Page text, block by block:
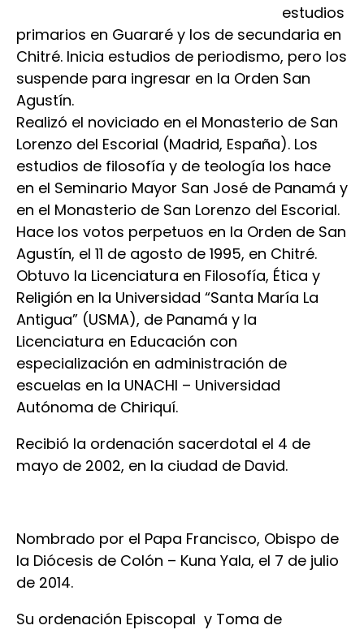
estudios
primarios en Guararé y los de secundaria en
Chitré. Inicia estudios de periodismo, pero los
suspende para ingresar en la Orden San
Agustín.
Realizó el noviciado en el Monasterio de San
Lorenzo del Escorial (Madrid, España). Los
estudios de filosofía y de teología los hace
en el Seminario Mayor San José de Panamá y
en el Monasterio de San Lorenzo del Escorial.
Hace los votos perpetuos en la Orden de San
Agustín, el 11 de agosto de 1995, en Chitré.
Obtuvo la Licenciatura en Filosofía, Ética y
Religión en la Universidad “Santa María La
Antigua” (USMA), de Panamá y la
Licenciatura en Educación con
especialización en administración de
escuelas en la UNACHI – Universidad
Autónoma de Chiriquí.
Recibió la ordenación sacerdotal el 4 de
mayo de 2002, en la ciudad de David.
Nombrado por el Papa Francisco, Obispo de
la Diócesis de Colón – Kuna Yala, el 7 de julio
de 2014.
Su ordenación Episcopal y Toma de